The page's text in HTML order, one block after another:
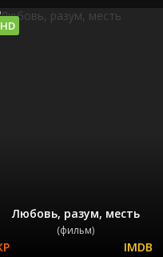
Любовь, разум, месть
(фильм)
HD